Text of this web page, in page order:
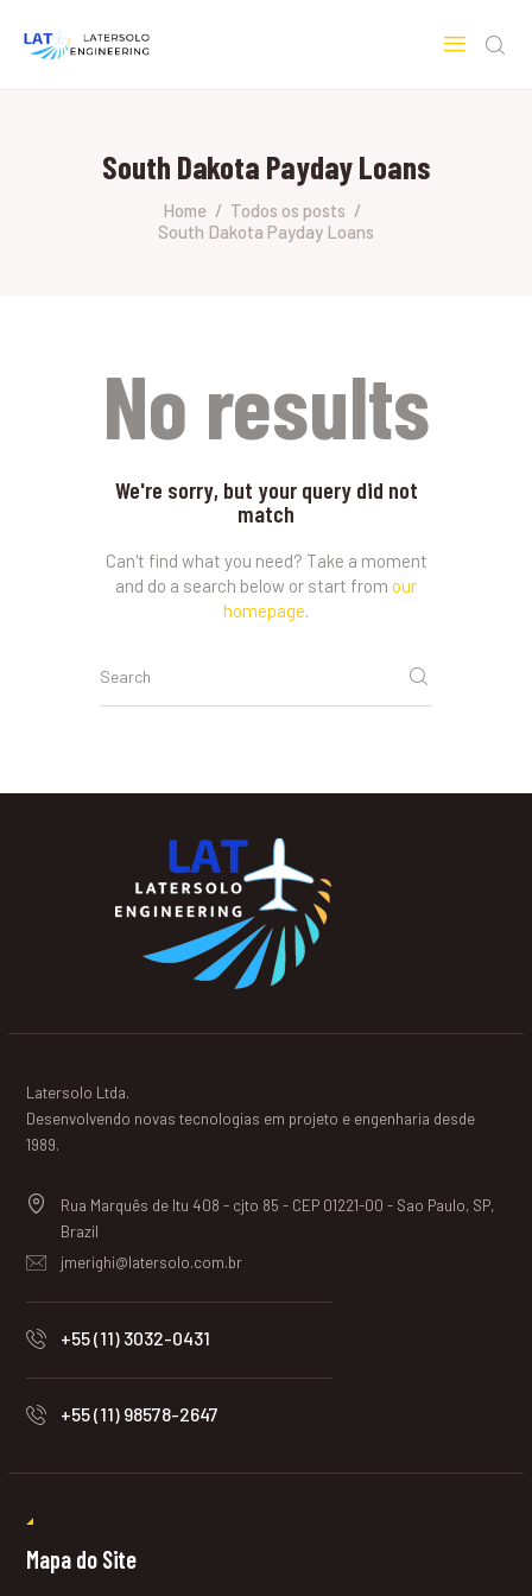
South Dakota Payday Loans
Home
Todos os posts
South Dakota Payday Loans
HOME
SOBRE A LATERSOLO
ENGINEERING
No results
We're sorry, but your query did not
match
Can't find what you need? Take a moment
and do a search below or start from our
homepage.
Latersolo Ltda.
Desenvolvendo novas tecnologias em projeto e engenharia desde
1989.
Rua Marquês de Itu 408 - cjto 85 - CEP 01221-00 - Sao Paulo, SP,
Brazil
jmerighi@latersolo.com.br
+55 (11) 3032-0431
+55 (11) 98578-2647
Mapa do Site